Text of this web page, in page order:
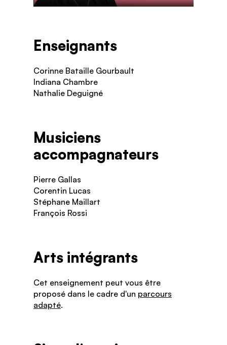
Play
Enseignants
Corinne Bataille Gourbault
Indiana Chambre
Nathalie Deguigné
Musiciens
accompagnateurs
Pierre Gallas
Corentin Lucas
Stéphane Maillart
François Rossi
Arts intégrants
Cet enseignement peut vous être
proposé dans le cadre d'un parcours
adapté.